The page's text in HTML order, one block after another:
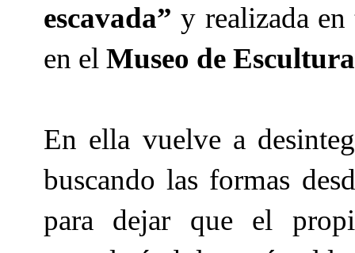
escavada” y realizada en
en el Museo de
En ella vuelve a
buscando las formas
para dejar que el